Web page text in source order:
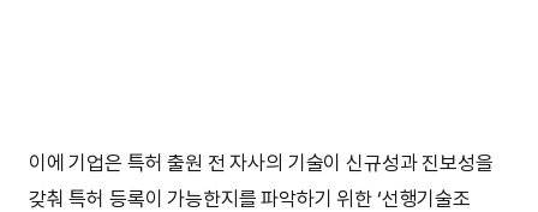
이에 기업은 특허 출원 전 자사의 기술이 신규성과 진보성을
갖춰 특허 등록이 가능한지를 파악하기 위한 ‘선행기술조